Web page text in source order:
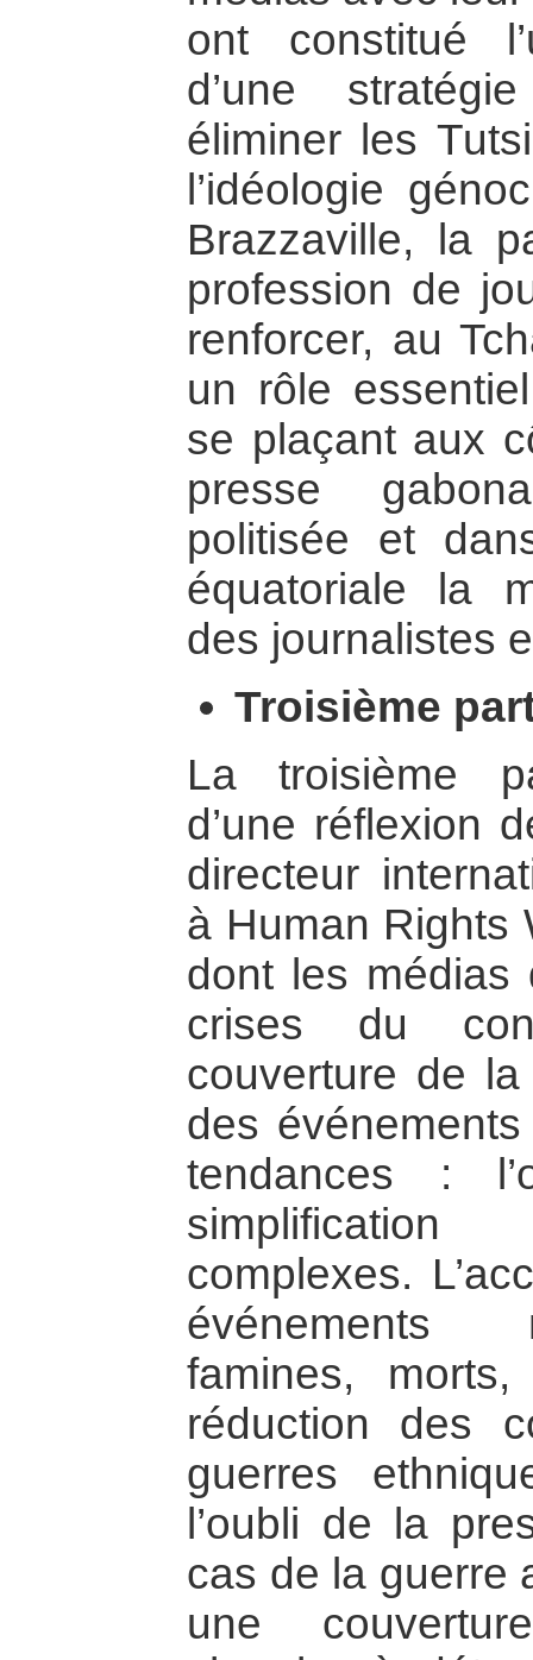
ont constitué
d’une
éliminer les
l’idéologie
Brazzaville, la
profession de
renforcer, au
un rôle
se plaçant aux
presse
politisée et
équatoriale la
des journalistes
Troisième
La troisième
d’une réflexion
directeur
à Human Rights
dont les médias
crises du
couverture de
des
tendances :
complexes.
événements
famines,
réduction des
guerres
l’oubli de la
cas de la guerre
une